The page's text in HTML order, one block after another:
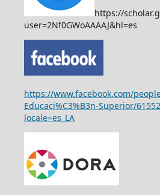
https://
user=2Nf0GWoAAAAJ&hl=es
https://www.facebook.com/
Educaci%C3%B3n-Superior/
locale=es_LA